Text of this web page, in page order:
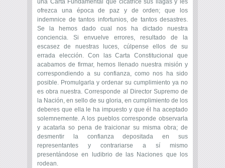
una Carta Fundamental que cicatrice sus llagas y les
ofrezca una época de paz y de orden; que los
indemnice de tantos infortunios, de tantos desastres.
Se la hemos dado cual nos ha dictado nuestra
conciencia. Si envuelve errores, resultado de la
escasez de nuestras luces, cúlpense ellos de su
errada elección. Con las Carta Constitucional que
acabamos de firmar, hemos llenado nuestra misión y
correspondiendo a su confianza, como nos ha sido
posible. Promulgarla y ordenar su cumplimiento ya no
es obra nuestra. Corresponde al Director Supremo de
la Nación, en sello de su gloria, en cumplimiento de los
deberes que ella le ha impuesto y que él ha aceptado
solemnemente. A los pueblos corresponde observarla
y acatarla so pena de traicionar su misma obra; de
desmentir la confianza depositada en sus
representantes y contrariarse a sí mismo
presentándose en ludibrio de las Naciones que los
rodean.